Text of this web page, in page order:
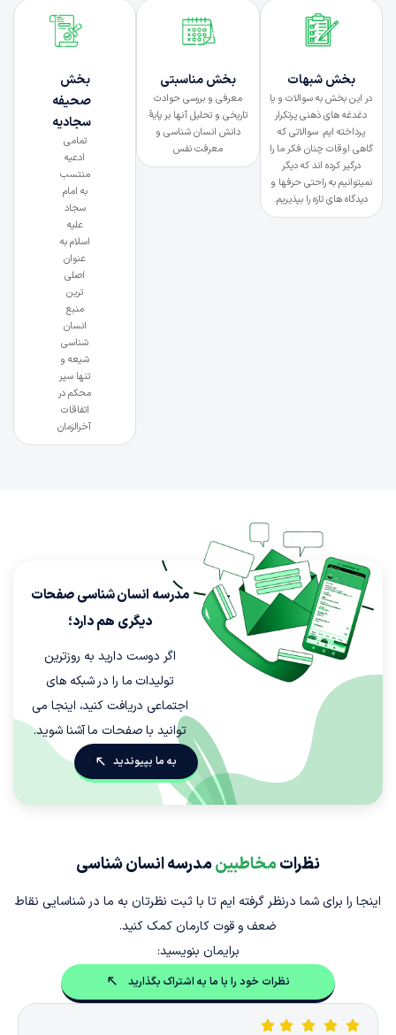
بخش شبهات
در این بخش به سوالات و یا
دغدغه های ذهنی پرتکرار
پرداخته ایم. سوالاتی که
گاهی اوقات چنان فکر ما را
درگیر کرده اند که دیگر
نمیتوانیم به راحتی حرفها و
دیدگاه های تازه را بپذیریم.
بخش مناسبتی
معرفی و بررسی حوادث
تاریخی و تحلیل آنها بر پایۀ
دانش انسان شناسی و
معرفت نفس
بخش
صحیفه
سجادیه
تمامی
ادعیه
منتسب
به امام
سجاد
علیه
اسلام به
عنوان
اصلی
ترین
منبع
انسان
شناسی
شیعه و
تنها سپر
محکم در
اتفاقات
آخرالزمان
مدرسه انسان شناسی صفحات
دیگری هم دارد؛
اگر دوست دارید به روزترین
تولیدات ما را در شبکه های
اجتماعی دریافت کنید، اینجا می
توانید با صفحات ما آشنا شوید.
به ما بپیوندید
نظراتمخاطبینمدرسه انسان شناسی
اینجا را برای شما درنظر گرفته ایم تا با ثبت نظرتان به ما در شناسایی نقاط
ضعف و قوت کارمان کمک کنید.
برایمان بنویسید:
نظرات خود را با ما به اشتراک بگذارید